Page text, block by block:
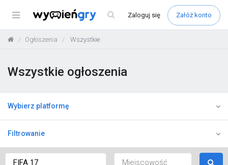
Menu Zaloguj się Załóż konto
Ogłoszenia Wszystkie
Wszystkie ogłoszenia
Wybierz platformę
Filtrowanie